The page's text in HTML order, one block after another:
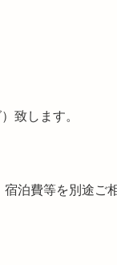
致します。
泊費等を別途ご